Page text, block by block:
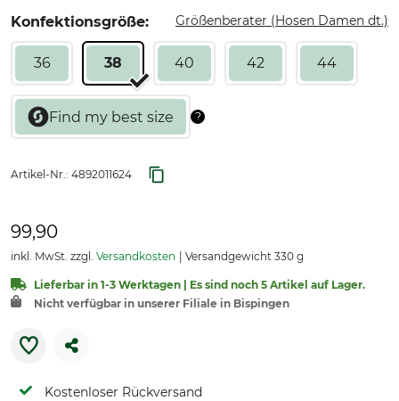
Konfektionsgröße: Größenberater (Hosen Damen dt.)
36 38 40 42 44
Artikel-Nr.: 4892011624
99,90
inkl. MwSt. zzgl. Versandkosten Versandgewicht 330 g
Lieferbar in 1-3 Werktagen | Es sind noch 5 Artikel auf Lager.
Nicht verfügbar in unserer Filiale in Bispingen
Kostenloser Rückversand